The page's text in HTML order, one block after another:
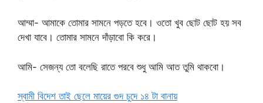
আম্মা- আমাকে তোমার সামনে পড়তে হবে। ওতো খুব ছোট ছোট হয় সব
দেখা যাবে। তোমার সামনে দাঁড়াবো কি করে।
আমি- সেজন্য তো বলেছি রাতে পরবে শুধু আমি আত তুমি থাকবো।
স্বামী বিদেশ তাই ছেলে মায়ের গুদ চুদে ১৪ টা বানায়